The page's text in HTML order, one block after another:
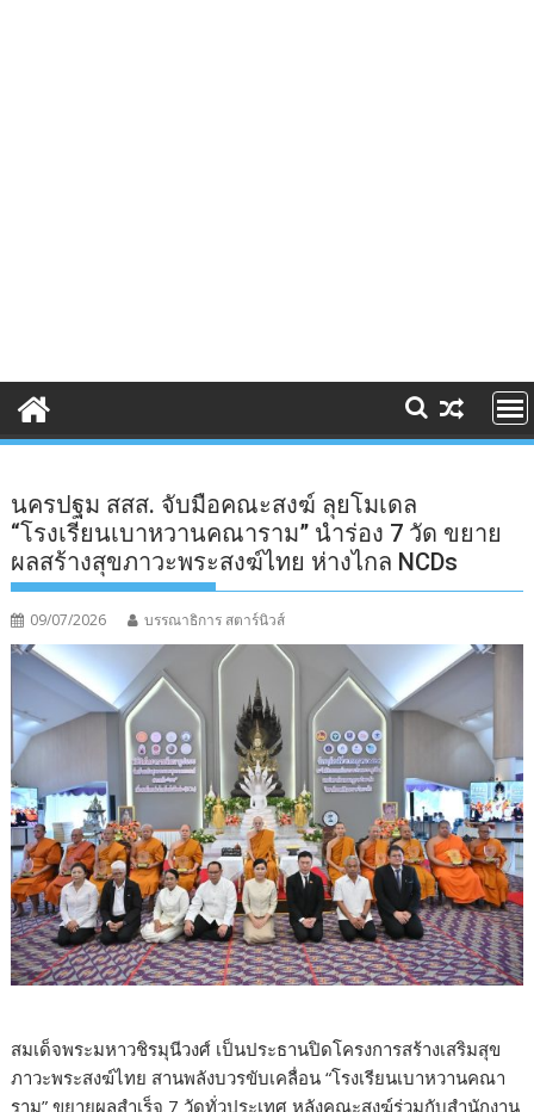
นครปฐม สสส. จับมือคณะสงฆ์ ลุยโมเดล
“โรงเรียนเบาหวานคณาราม” นำร่อง 7 วัด ขยาย
ผลสร้างสุขภาวะพระสงฆ์ไทย ห่างไกล NCDs
09/07/2026 บรรณาธิการ สตาร์นิวส์
สมเด็จพระมหาวชิรมุนีวงศ์ เป็นประธานปิดโครงการสร้างเสริมสุข
ภาวะพระสงฆ์ไทย สานพลังบวรขับเคลื่อน “โรงเรียนเบาหวานคณา
ราม” ขยายผลสำเร็จ 7 วัดทั่วประเทศ หลังคณะสงฆ์ร่วมกับสำนักงาน